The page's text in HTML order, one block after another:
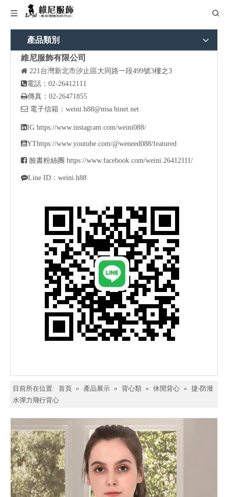
產品類別
維尼服飾有限公司
 221台灣新北市汐止區大同路一段499號3樓之3
電話：02-26412111
傳真：02-26471855
 電子信箱： weini.h88@msa.hinet.net
IG https://www.instagram.com/weini088/
YThttps://www.youtube.com/@weneed088/featured
 臉書粉絲團 https://www.facebook.com/weini.26412111/
Line ID：weini.h88
目前所在位置: 首頁 » 產品展示 » 背心類 » 休閒背心 » 捷-防潑
水彈力飛行背心